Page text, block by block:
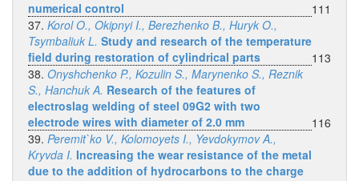
numerical control
111
37. Korol O., Okipnyi I., Berezhenko B., Huryk O.,
Tsymbaliuk L. Study and research of the temperature
field during restoration of cylindrical parts
113
38. Onyshchenko P., Kozulin S., Marynenko S., Reznik
S., Hanchuk A. Research of the features of
electroslag welding of steel 09G2 with two
electrode wires with diameter of 2.0 mm
116
39. Peremit`ko V., Kolomoyets I., Yevdokymov A.,
Kryvda I. Increasing the wear resistance of the metal
due to the addition of hydrocarbons to the charge